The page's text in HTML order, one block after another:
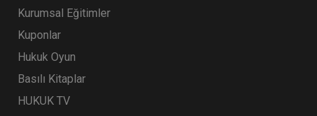
Kurumsal Eğitimler
Kuponlar
Hukuk Oyun
Basılı Kitaplar
HUKUK TV